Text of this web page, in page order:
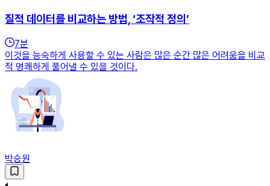
질적 데이터를 비교하는 방법, ‘조작적 정의’
7분
이것을 능숙하게 사용할 수 있는 사람은 많은 순간 많은 어려움을 비교
적 명쾌하게 풀어낼 수 있을 것이다.
박승원